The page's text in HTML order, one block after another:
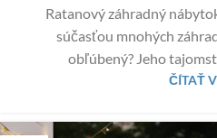
Ratanový záhradný
súčasťou mnohých
obľúbený? Jeho
ČÍTAŤ